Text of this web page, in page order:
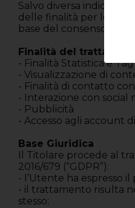
Salvo diversa
delle finalità per le
base del consenso
Finalità del
- Finalità Statistica e Tag
- Visualizzazione di
- Finalità di contatto
- Interazione con social
- Pubblicità
- Accesso agli account
Base Giuridica
Il Titolare procede al
2016/679 (“GDPR”):
- l’Utente ha espresso
- il trattamento risulta
stesso;